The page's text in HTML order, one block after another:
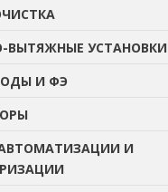
ВЫТЯЖНЫЕ УСТАНОВКИ
И ФЭ
И